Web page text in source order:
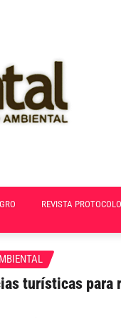
REVISTA PROTOCOLO
turísticas para